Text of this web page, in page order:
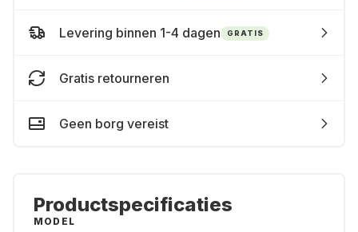
Levering binnen 1-4 dagen GRATIS
Gratis retourneren
Geen borg vereist
Productspecificaties
MODEL